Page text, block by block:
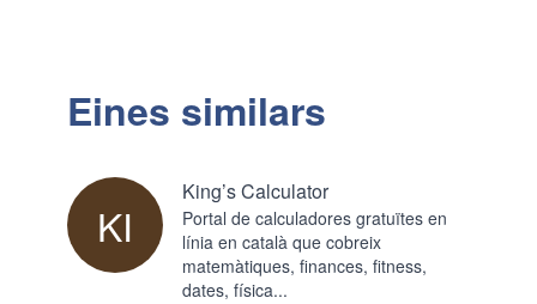
Eines similars
KI
King’s Calculator
Portal de calculadores gratuïtes en
línia en català que cobreix
matemàtiques, finances, fitness,
dates, física...